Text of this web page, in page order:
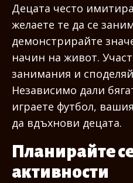
Децата често
желаете те да се
демонстрирайте
начин на живот.
занимания и
Независимо дали
играете футбол,
да вдъхнови децата.
Планирайте
активности